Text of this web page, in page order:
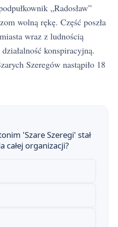
„Radosław”
wolną rękę. Część poszła
wraz z ludnością
konspiracyjną.
Szeregów nastąpiło 18
'Szare Szeregi' stał
całej organizacji?